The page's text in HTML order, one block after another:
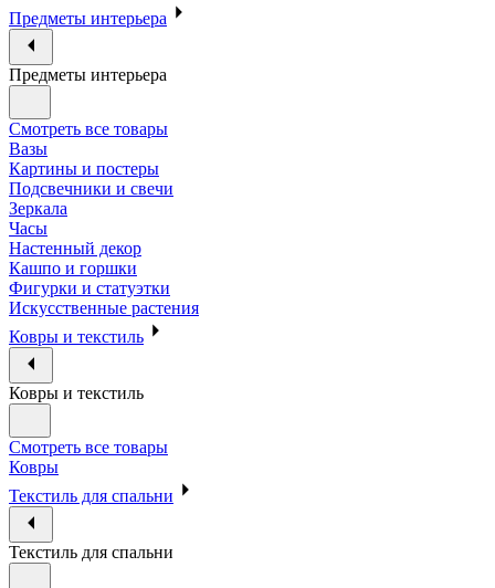
Предметы интерьера
Предметы интерьера
Смотреть все товары
Вазы
Картины и постеры
Подсвечники и свечи
Зеркала
Часы
Настенный декор
Кашпо и горшки
Фигурки и статуэтки
Искусственные растения
Ковры и текстиль
Ковры и текстиль
Смотреть все товары
Ковры
Текстиль для спальни
Текстиль для спальни